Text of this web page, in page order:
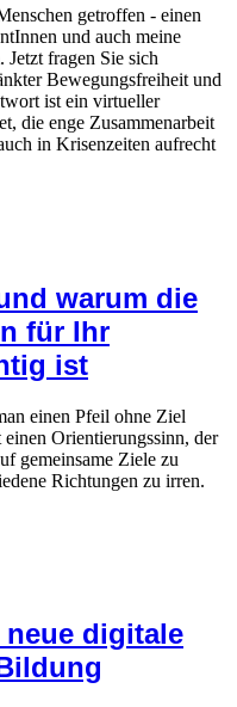
getroffen - einen
und auch meine
fragen Sie sich
Bewegungsfreiheit und
ist ein virtueller
die enge Zusammenarbeit
in Krisenzeiten aufrecht
warum die
für Ihr
ist
einen Pfeil ohne Ziel
einen Orientierungssinn, der
gemeinsame Ziele zu
Richtungen zu irren.
digitale